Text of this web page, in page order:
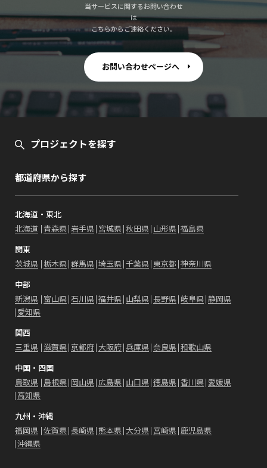
当サービスに関するお問い合わせ
は
こちらからご連絡ください。
お問い合わせページへ
プロジェクトを探す
都道府県から探す
北海道・東北
北海道 青森県 岩手県 宮城県 秋田県 山形県 福島県
関東
茨城県 栃木県 群馬県 埼玉県 千葉県 東京都 神奈川県
中部
新潟県 富山県 石川県 福井県 山梨県 長野県 岐阜県 静岡県
愛知県
関西
三重県 滋賀県 京都府 大阪府 兵庫県 奈良県 和歌山県
中国・四国
鳥取県 島根県 岡山県 広島県 山口県 徳島県 香川県 愛媛県
高知県
九州・沖縄
福岡県 佐賀県 長崎県 熊本県 大分県 宮崎県 鹿児島県
沖縄県